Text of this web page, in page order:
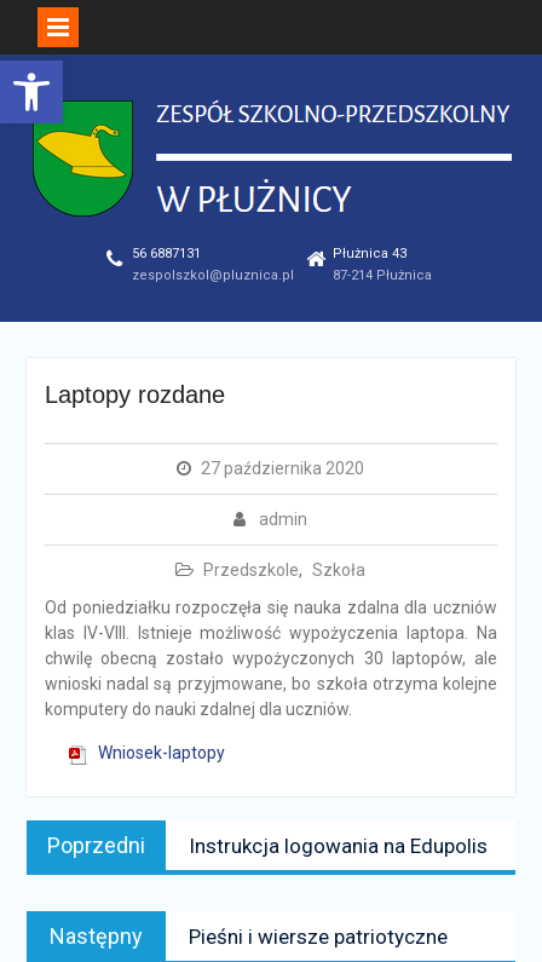
Open toolbar
Skip
to
content
56 6887131
zespolszkol@pluznica.pl
Płużnica 43
87-214 Płużnica
Laptopy rozdane
27 października 2020
admin
Przedszkole, Szkoła
Od poniedziałku rozpoczęła się nauka zdalna dla uczniów
klas IV-VIII. Istnieje możliwość wypożyczenia laptopa. Na
chwilę obecną zostało wypożyczonych 30 laptopów, ale
wnioski nadal są przyjmowane, bo szkoła otrzyma kolejne
komputery do nauki zdalnej dla uczniów.
Wniosek-laptopy
Nawigacja
wpisu
Poprzedni
news:
Instrukcja logowania na Edupolis
Następny
Następny
news:
Pieśni i wiersze patriotyczne